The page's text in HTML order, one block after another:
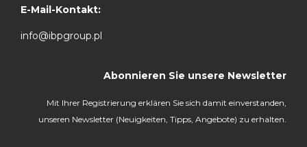
E-Mail-Kontakt:
info@ibpgroup.pl
Abonnieren Sie unsere Newsletter
Mit Ihrer Registrierung erklären Sie sich damit einverstanden,
unseren Newsletter (Neuigkeiten, Tipps, Angebote) zu erhalten.